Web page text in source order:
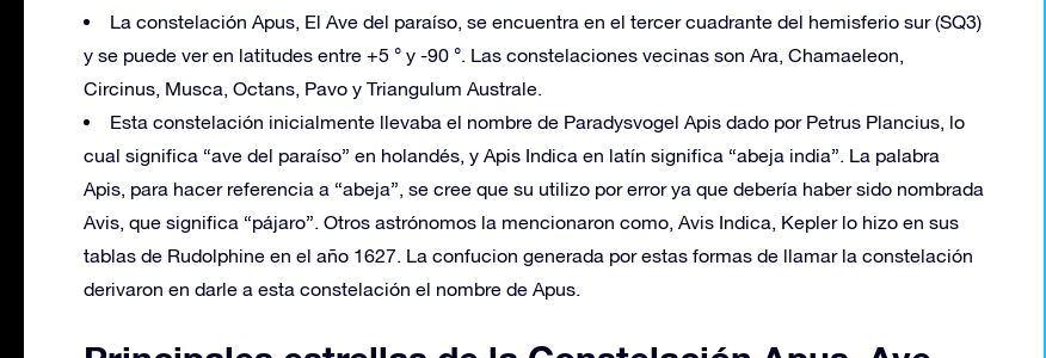
La constelación Apus, El Ave del paraíso, se encuentra en el tercer cuadrante del hemisferio sur (SQ3)
y se puede ver en latitudes entre +5 ° y -90 °. Las constelaciones vecinas son Ara, Chamaeleon,
Circinus, Musca, Octans, Pavo y Triangulum Australe.
Esta constelación inicialmente llevaba el nombre de Paradysvogel Apis dado por Petrus Plancius, lo
cual significa “ave del paraíso” en holandés, y Apis Indica en latín significa “abeja india”. La palabra
Apis, para hacer referencia a “abeja”, se cree que su utilizo por error ya que debería haber sido nombrada
Avis, que significa “pájaro”. Otros astrónomos la mencionaron como, Avis Indica, Kepler lo hizo en sus
tablas de Rudolphine en el año 1627. La confucion generada por estas formas de llamar la constelación
derivaron en darle a esta constelación el nombre de Apus.